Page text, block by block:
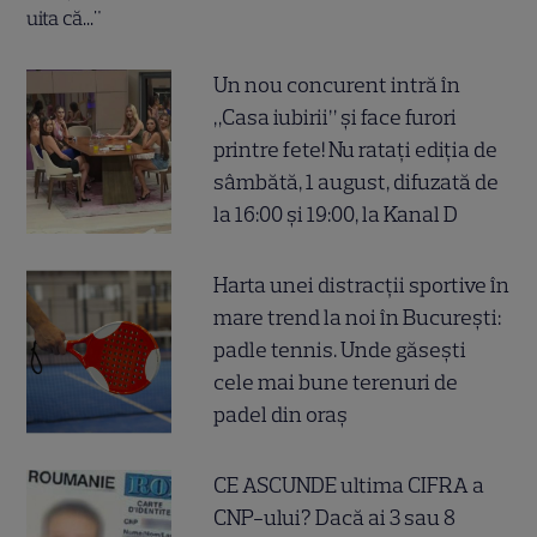
Un nou concurent intră în
„Casa iubirii” și face furori
printre fete! Nu ratați ediția de
sâmbătă, 1 august, difuzată de
la 16:00 și 19:00, la Kanal D
Harta unei distracții sportive în
mare trend la noi în București:
padle tennis. Unde găsești
cele mai bune terenuri de
padel din oraș
CE ASCUNDE ultima CIFRA a
CNP-ului? Dacă ai 3 sau 8